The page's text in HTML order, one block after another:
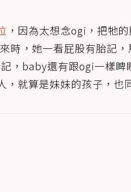
，因為太想念ogi，把牠
時，她一看屁股有胎記
，baby還有跟ogi一樣睥
就算是妹妹的孩子，也